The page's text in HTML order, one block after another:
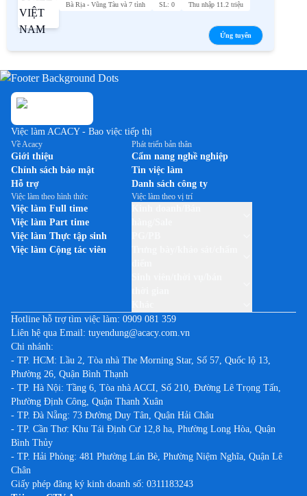
Bà Rịa - Vũng Tàu và 7 tỉnh SL: 0 Thu nhập 11.2 triệu
Ứng tuyển
Việc làm ACACY - Bao việc tiếp thị
Về Acacy
Giới thiệu
Chính sách bảo mật
Hỗ trợ
Phát triển bản thân
Cẩm nang nghề nghiệp
Tin việc làm
Danh sách công ty
Việc làm theo hình thức
Việc làm Full time
Việc làm Part time
Việc làm Thực tập sinh
Việc làm Cộng tác viên
Việc làm theo vị trí
Hotline hỗ trợ tìm việc làm: 0909 081 359
Liên hệ qua Email: tuyendung@acacy.com.vn
Chi nhánh:
- TP. HCM: Lầu 2, Tòa nhà The Morning Star, Số 57, Quốc lộ 13,
Phường 26, Quận Bình Thạnh
- TP. Hà Nội: Tầng 6, Tòa nhà ACCI, Số 210, Đường Lê Trọng Tấn,
Phường Định Công, Quận Thanh Xuân
- TP. Đà Nẵng: 73 Đường Duy Tân, Quận Hải Châu
- TP. Cần Thơ: Khu Tái Định Cư 12,8 ha, Phường Long Hòa, Quận
Bình Thủy
- TP. Hải Phòng: 481 Phường Lán Bè, Phường Niệm Nghĩa, Quận Lê
Chân
Giấy phép đăng ký kinh doanh số: 0311183243